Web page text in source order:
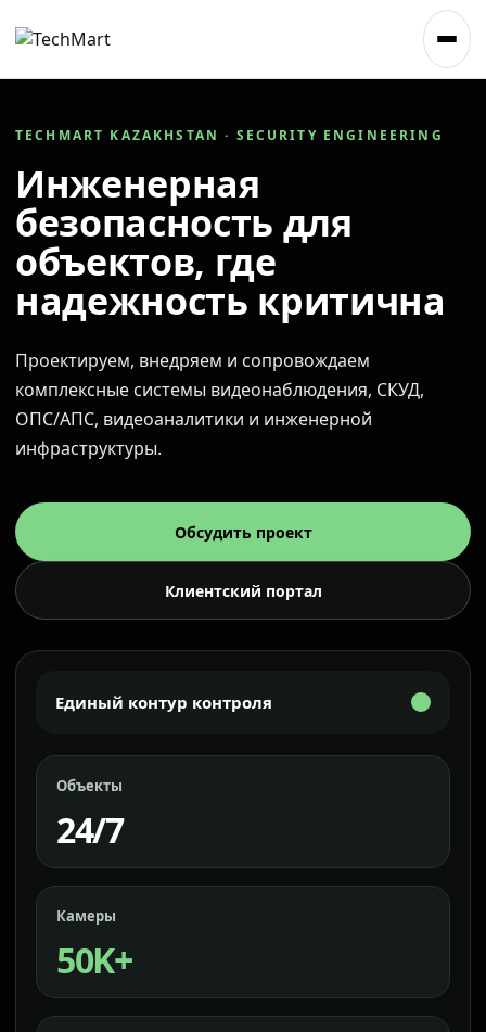
TECHMART KAZAKHSTAN · SECURITY ENGINEERING
Инженерная
безопасность для
объектов, где
надежность критична
Проектируем, внедряем и сопровождаем
комплексные системы видеонаблюдения, СКУД,
ОПС/АПС, видеоаналитики и инженерной
инфраструктуры.
Обсудить проект
Клиентский портал
Единый контур контроля
Объекты
24/7
Камеры
50K+